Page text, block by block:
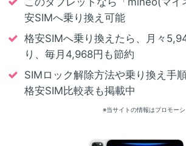
安SIMへ乗り換え可能
格安SIMへ乗り換えたら、月々
り、毎月4,968円も節約
SIMロック解除方法や乗り換え手
格安SIM比較表も掲載中
※当サイトの情報はプロモー